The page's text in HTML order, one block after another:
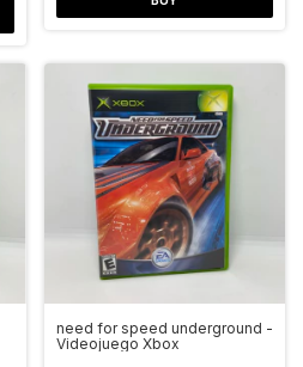
need for speed underground -
Videojuego Xbox